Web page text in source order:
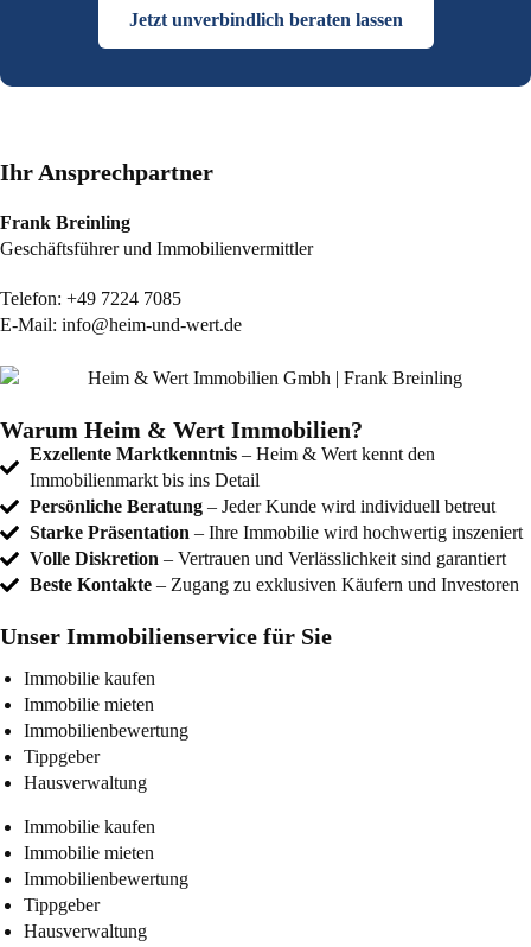
Jetzt unverbindlich beraten lassen
Ihr Ansprechpartner
Frank Breinling
Geschäftsführer und Immobilienvermittler
Telefon: +49 7224 7085
E-Mail: info@heim-und-wert.de
Warum Heim & Wert Immobilien?
Exzellente Marktkenntnis – Heim & Wert kennt den
Immobilienmarkt bis ins Detail
Persönliche Beratung – Jeder Kunde wird individuell betreut
Starke Präsentation – Ihre Immobilie wird hochwertig inszeniert
Volle Diskretion – Vertrauen und Verlässlichkeit sind garantiert
Beste Kontakte – Zugang zu exklusiven Käufern und Investoren
Unser Immobilienservice für Sie
Immobilie kaufen
Immobilie mieten
Immobilienbewertung
Tippgeber
Hausverwaltung
Immobilie kaufen
Immobilie mieten
Immobilienbewertung
Tippgeber
Hausverwaltung